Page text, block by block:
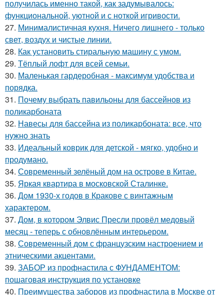
получилась именно такой, как задумывалось:
функциональной, уютной и с ноткой игривости.
27. Минималистичная кухня. Ничего лишнего - только
свет, воздух и чистые линии.
28. Как установить стиральную машину с умом.
29. Тёплый лофт для всей семьи.
30. Маленькая гардеробная - максимум удобства и
порядка.
31. Почему выбрать павильоны для бассейнов из
поликарбоната
32. Навесы для бассейна из поликарбоната: все, что
нужно знать
33. Идеальный коврик для детской - мягко, удобно и
продумано.
34. Современный зелёный дом на острове в Китае.
35. Яркая квартира в московской Сталинке.
36. Дом 1930-х годов в Кракове с винтажным
характером.
37. Дом, в котором Элвис Пресли провёл медовый
месяц - теперь с обновлённым интерьером.
38. Современный дом с французским настроением и
этническими акцентами.
39. ЗАБОР из профнастила с ФУНДАМЕНТОМ:
пошаговая инструкция по установке
40. Преимущества заборов из профнастила в Москве от